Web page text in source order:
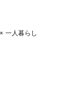
一人暮らし